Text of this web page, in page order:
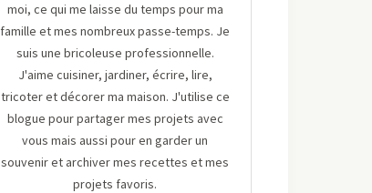
moi, ce qui me laisse du temps pour ma
famille et mes nombreux passe-temps. Je
suis une bricoleuse professionnelle.
J'aime cuisiner, jardiner, écrire, lire,
tricoter et décorer ma maison. J'utilise ce
blogue pour partager mes projets avec
vous mais aussi pour en garder un
souvenir et archiver mes recettes et mes
projets favoris.